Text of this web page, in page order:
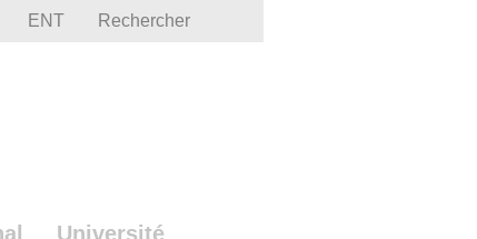
ENT Rechercher
Université